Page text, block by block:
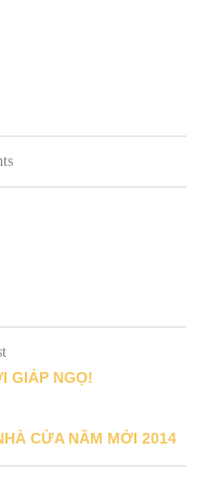
GIÁP NGỌ!
CỬA NĂM MỚI 2014